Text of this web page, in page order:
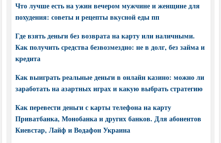
Что лучше есть на ужин вечером мужчине и женщине для
похудения: советы и рецепты вкусной еды пп
Где взять деньги без возврата на карту или наличными.
Как получить средства безвозмездно: не в долг, без займа и
кредита
Как выиграть реальные деньги в онлайн казино: можно ли
заработать на азартных играх и какую выбрать стратегию
Как перевести деньги с карты телефона на карту
Приватбанка, Монобанка и других банков. Для абонентов
Киевстар, Лайф и Водафон Украина